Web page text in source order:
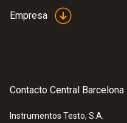
Empresa
Contacto Central Barcelona
Instrumentos Testo, S.A.